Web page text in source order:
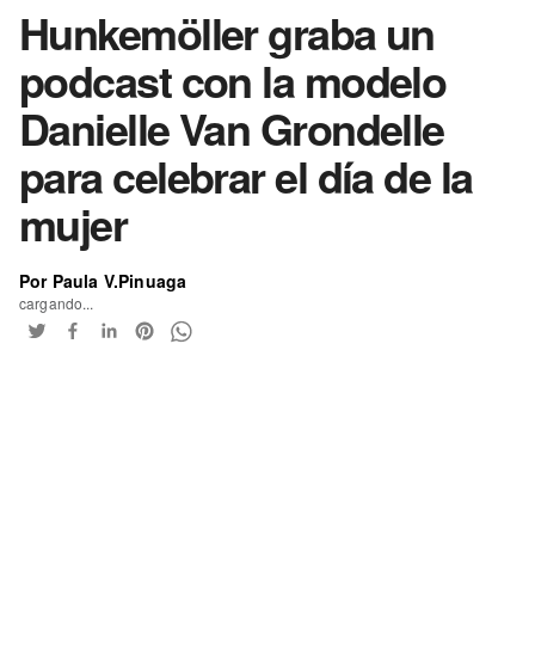
Hunkemöller graba un
podcast con la modelo
Danielle Van Grondelle
para celebrar el día de la
mujer
Por Paula V.Pinuaga
cargando...